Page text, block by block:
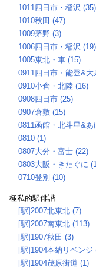
1011四日市・稲沢 (35)
1010秋田 (47)
1009茅野 (3)
1006四日市・稲沢 (19)
1005東北・車 (15)
0911四日市・能登&大
0910小倉・北陸 (16)
0908四日市 (25)
0907倉敷 (15)
0811函館・北斗星&あ
0810 (1)
0807大分・富士 (22)
0803大阪・きたぐに
0710登別 (10)
極私的駅俳諧
[駅]2007北東北 (7)
[駅]2007南東北 (113)
[駅]1907秋田 (3)
[駅]1904本納リベンジ
[駅]1904茂原街道 (1)